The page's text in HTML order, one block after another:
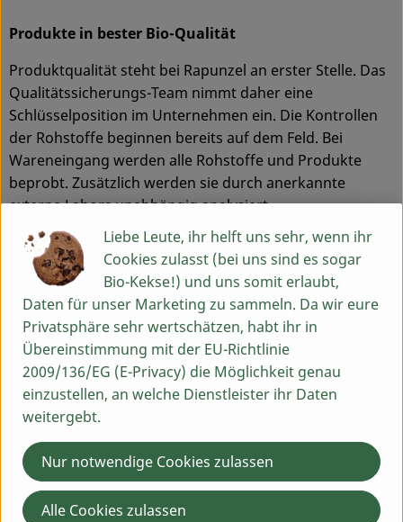
Produkte in bester Bio-Qualität
Produktqualität steht bei Rapunzel an erster Stelle. Das
Qualitätssicherungs-Team nimmt daher eine
Schlüsselposition im Unternehmen ein. Die Kontrollen
der Rohstoffe beginnen bereits auf dem Feld. Bei
Wareneingang werden alle Rohstoffe und Produkte
beprobt. Zusätzlich werden sie durch anerkannte
externe Labors unabhängig analysiert.
Wie schon zu Beginn liegen Rapunzel auch heute die
persönlichen Kontakte zu den Lieferanten und
langfristige Partnerschaften besonders am Herzen.
Besuche vor Ort, Beratung durch eigene Agrar-
Ingenieure und der rege Austausch miteinander sichern
die einwandfreie Qualität der Rohstoffe ab. Das schafft
Transparenz - vom Feld bis zum Teller des Verbrauchers.
Das größte Rapunzel Anbauprojekt: Bio aus der
Türkei
Als Bio-Pionier setzt sich Rapunzel von Anfang an für die
Liebe Leute, ihr helft uns sehr, wenn ihr
Cookies zulasst (bei uns sind es sogar
Bio-Kekse!) und uns somit erlaubt,
Daten für unser Marketing zu sammeln. Da wir eure
Privatsphäre sehr wertschätzen, habt ihr in
Übereinstimmung mit der EU-Richtlinie
2009/136/EG (E-Privacy) die Möglichkeit genau
einzustellen, an welche Dienstleister ihr Daten
weitergebt.
Nur notwendige Cookies zulassen
Alle Cookies zulassen